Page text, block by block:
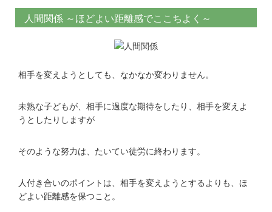
人間関係 ～ほどよい距離感でここちよく～
相手を変えようとしても、なかなか変わりません。
未熟な子どもが、相手に過度な期待をしたり、相手を変えよ
うとしたりしますが
そのような努力は、たいてい徒労に終わります。
人付き合いのポイントは、相手を変えようとするよりも、ほ
どよい距離感を保つこと。